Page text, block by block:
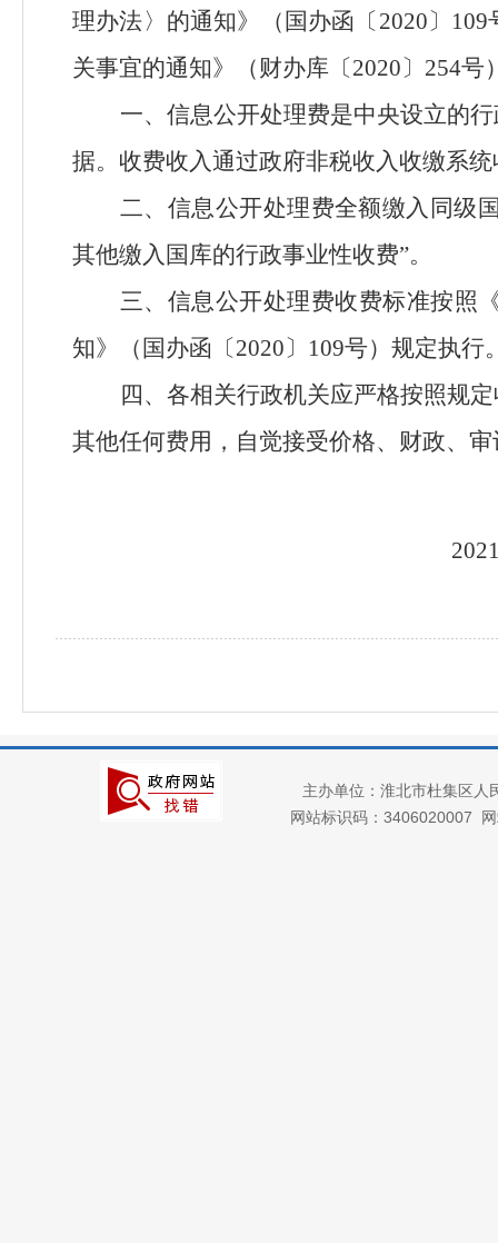
理办法〉的通知》（国办函〔 2020〕
关事宜的通知》（财办库〔2020〕254
一、信息公开处理费是中央设立的
据。收费收入通过政府非税收入收缴系
二、信息公开处理费全额缴入同级
其他缴入国库的行政事业性收费”。
三、信息公开处理费收费标准按照
知》（国办函〔2020〕109号）规定执行
四、各相关行政机关应严格按照规
其他任何费用，自觉接受价格、财政、
主办单位：淮北市杜集区
网站标识码：3406020007